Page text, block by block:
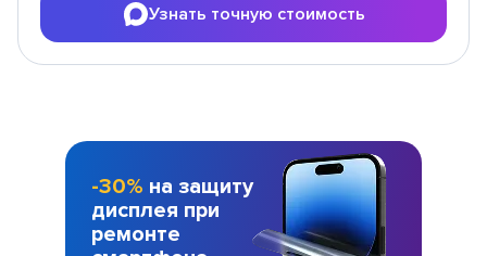
Узнать точную стоимость
-30% на защиту
дисплея при
ремонте